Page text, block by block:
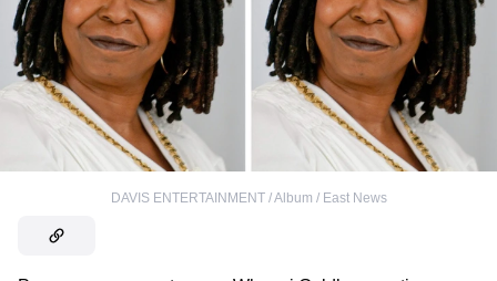
DAVIS ENTERTAINMENT / Album / East News